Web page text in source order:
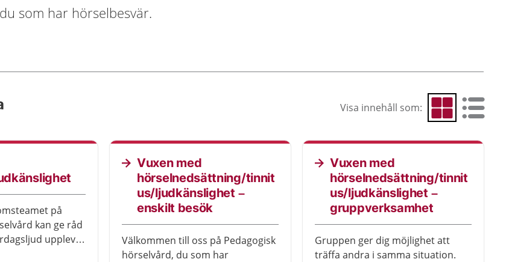
som har hörselbesvär.
Visa innehåll som: Visa som rutnät
Visa som
på
kan ge råd
upplevs
Vuxen med
hörselnedsättning/tinnit
us/ljudkänslighet –
enskilt besök
Välkommen till oss på Pedagogisk
hörselvård, du som har
Vuxen med
hörselnedsättning/tinnit
us/ljudkänslighet –
gruppverksamhet
Gruppen ger dig möjlighet att
träffa andra i samma situation.